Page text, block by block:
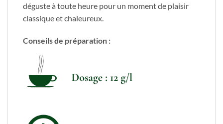
déguste à toute heure pour un moment de plaisir
classique et chaleureux.
Conseils de préparation :